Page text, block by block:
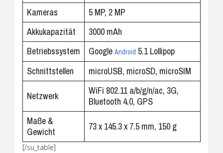
Kameras
5 MP, 2 MP
Akkukapazität
3000 mAh
Betriebssystem
Google Android 5.1 Lollipop
Schnittstellen
microUSB, microSD, microSIM
Netzwerk
WiFi 802.11 a/b/g/n/ac, 3G,
Bluetooth 4.0, GPS
Maße &
Gewicht
73 x 145.3 x 7.5 mm, 150 g
[/su_table]